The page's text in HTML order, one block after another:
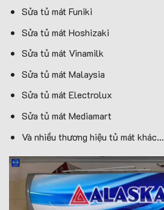
Sửa tủ mát Funiki
Sửa tủ mát Hoshizaki
Sửa tủ mát Vinamilk
Sửa tủ mát Malaysia
Sửa tủ mát Electrolux
Sửa tủ mát Mediamart
Và nhiều thương hiệu tủ mát khác…